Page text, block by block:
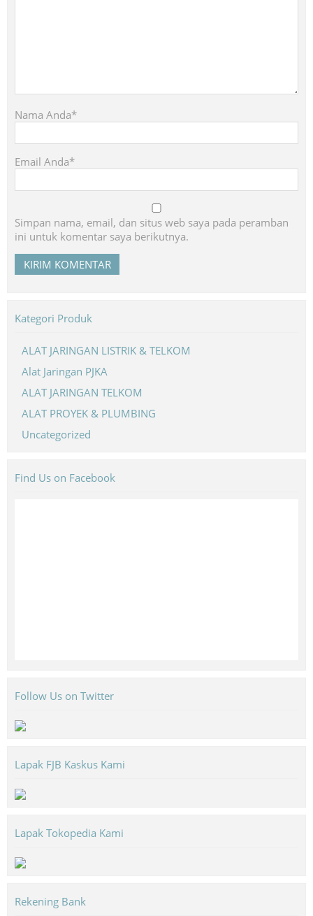
Nama Anda*
Email Anda*
Simpan nama, email, dan situs web saya pada peramban
ini untuk komentar saya berikutnya.
Kategori Produk
ALAT JARINGAN LISTRIK & TELKOM
Alat Jaringan PJKA
ALAT JARINGAN TELKOM
ALAT PROYEK & PLUMBING
Uncategorized
Find Us on Facebook
Follow Us on Twitter
Lapak FJB Kaskus Kami
Lapak Tokopedia Kami
Rekening Bank